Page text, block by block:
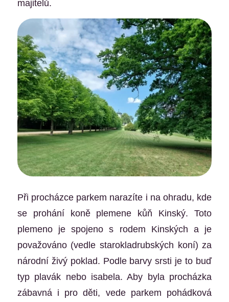
majitelů.
Při procházce parkem narazíte i na ohradu, kde
se prohání koně plemene kůň Kinský. Toto
plemeno je spojeno s rodem Kinských a je
považováno (vedle starokladrubských koní) za
národní živý poklad. Podle barvy srsti je to buď
typ plavák nebo isabela. Aby byla procházka
zábavná i pro děti, vede parkem pohádková